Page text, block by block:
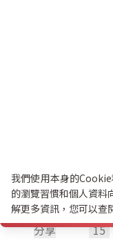
分享 15
我們使用本身的
的瀏覽習慣和個人資料
解更多資訊，您可以查